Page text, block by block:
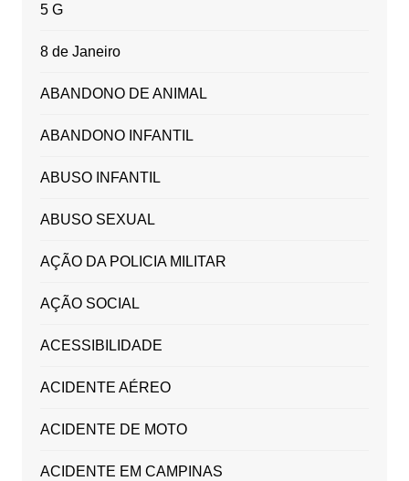
5 G
8 de Janeiro
ABANDONO DE ANIMAL
ABANDONO INFANTIL
ABUSO INFANTIL
ABUSO SEXUAL
AÇÃO DA POLICIA MILITAR
AÇÃO SOCIAL
ACESSIBILIDADE
ACIDENTE AÉREO
ACIDENTE DE MOTO
ACIDENTE EM CAMPINAS